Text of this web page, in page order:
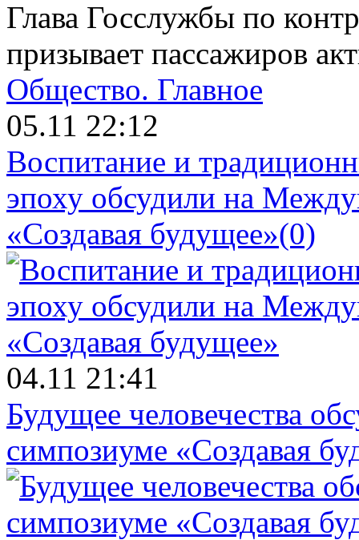
Глава Госслужбы по
призывает пассажиров
Общество. Главное
05.11 22:12
Воспитание и
эпоху обсудили на
«Создавая будущее»(0)
04.11 21:41
Будущее человечества
симпозиуме «Создавая